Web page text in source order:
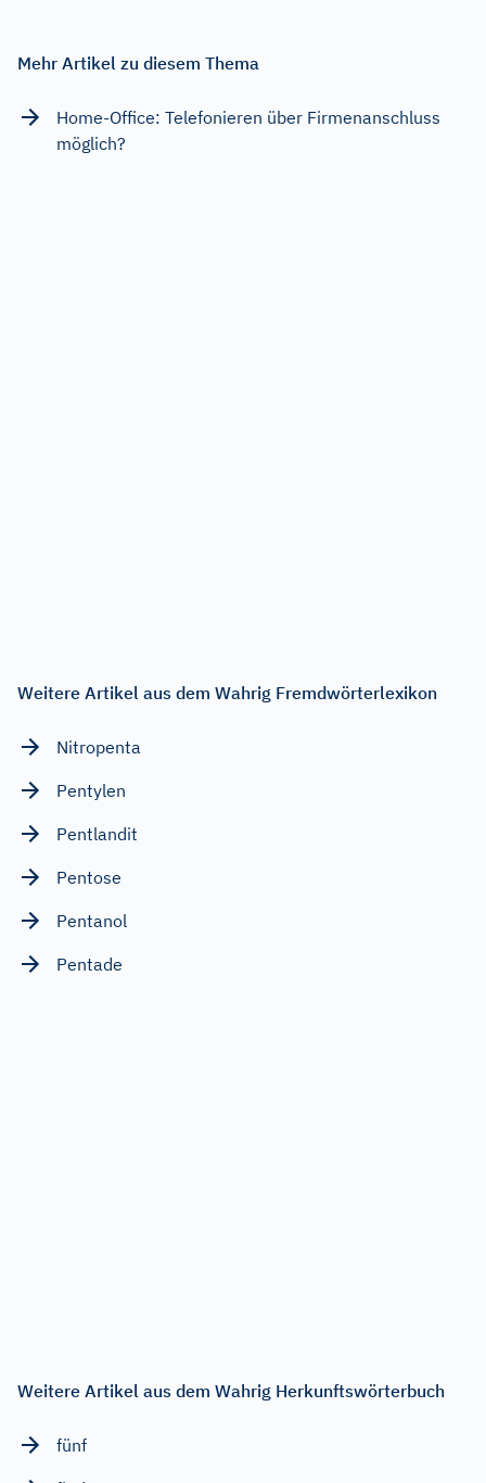
Mehr Artikel zu diesem Thema
Home-Office: Telefonieren über Firmenanschluss
möglich?
Weitere Artikel aus dem Wahrig Fremdwörterlexikon
Nitropenta
Pentylen
Pentlandit
Pentose
Pentanol
Pentade
Weitere Artikel aus dem Wahrig Herkunftswörterbuch
fünf